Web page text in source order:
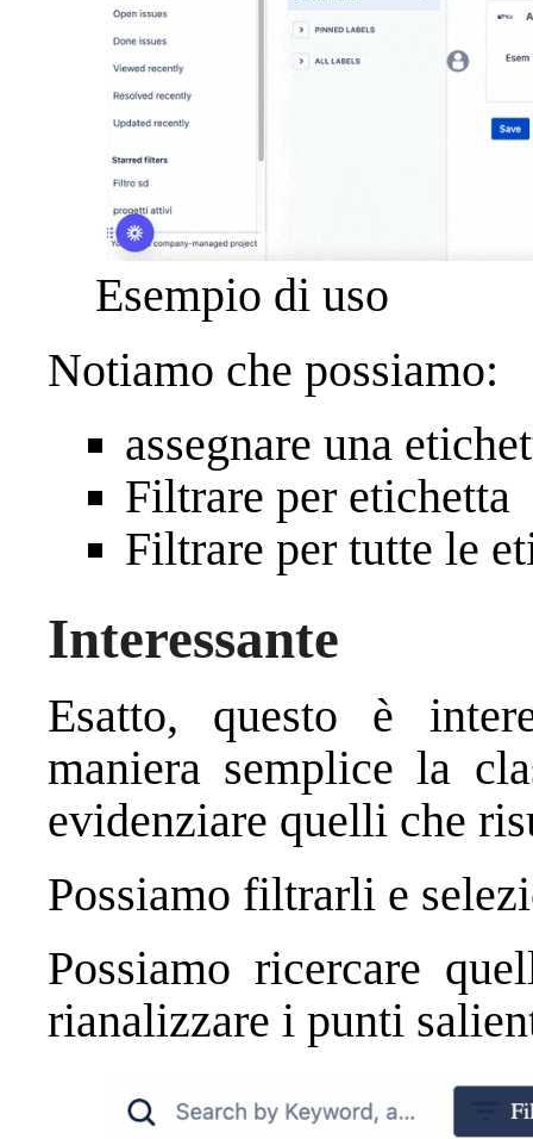
Esempio di uso
Notiamo che possiamo:
assegnare una
Filtrare per etichetta
Filtrare per tutte le
Interessante
Esatto, questo è
maniera semplice la
evidenziare quelli che
Possiamo filtrarli e
Possiamo ricercare
rianalizzare i punti